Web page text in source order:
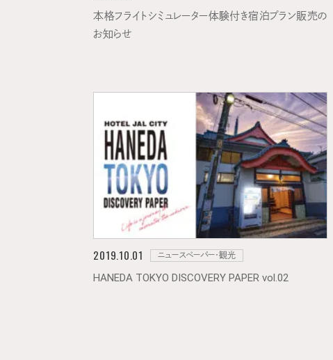
本格フライトシミュレーター体験付き宿泊プラン販売の
お知らせ
2019.10.01 ニュースペーパー・観光
HANEDA TOKYO DISCOVERY PAPER vol.02